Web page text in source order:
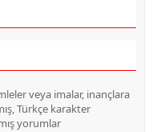
veya imalar, inançlara
Türkçe karakter
yorumlar